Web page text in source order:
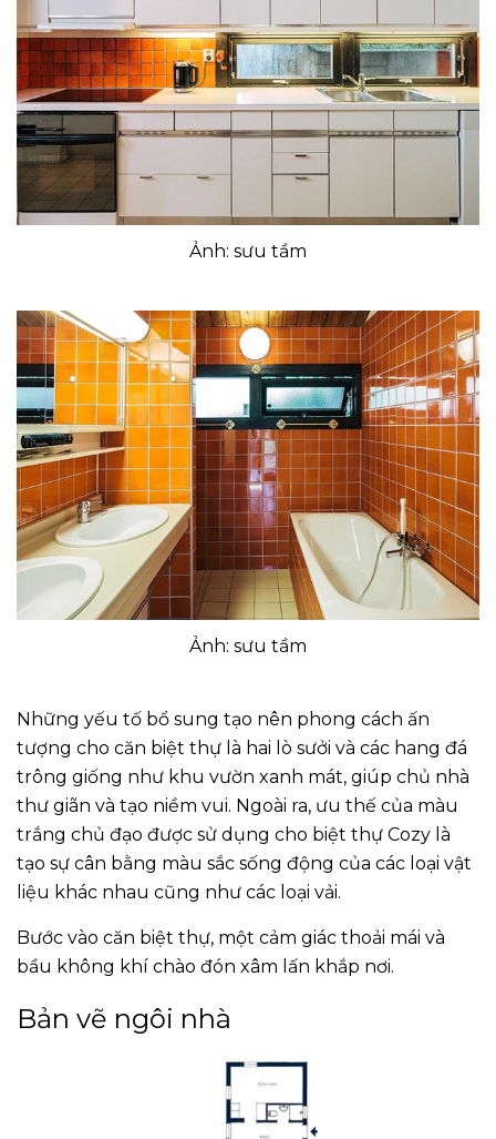
Ảnh: sưu tầm
Ảnh: sưu tầm
Những yếu tố bổ sung tạo nên phong cách ấn
tượng cho căn biệt thự là hai lò sưởi và các hang đá
trông giống như khu vườn xanh mát, giúp chủ nhà
thư giãn và tạo niềm vui. Ngoài ra, ưu thế của màu
trắng chủ đạo được sử dụng cho biệt thự Cozy là
tạo sự cân bằng màu sắc sống động của các loại vật
liệu khác nhau cũng như các loại vải.
Bước vào căn biệt thự, một cảm giác thoải mái và
bầu không khí chào đón xâm lấn khắp nơi.
Bản vẽ ngôi nhà